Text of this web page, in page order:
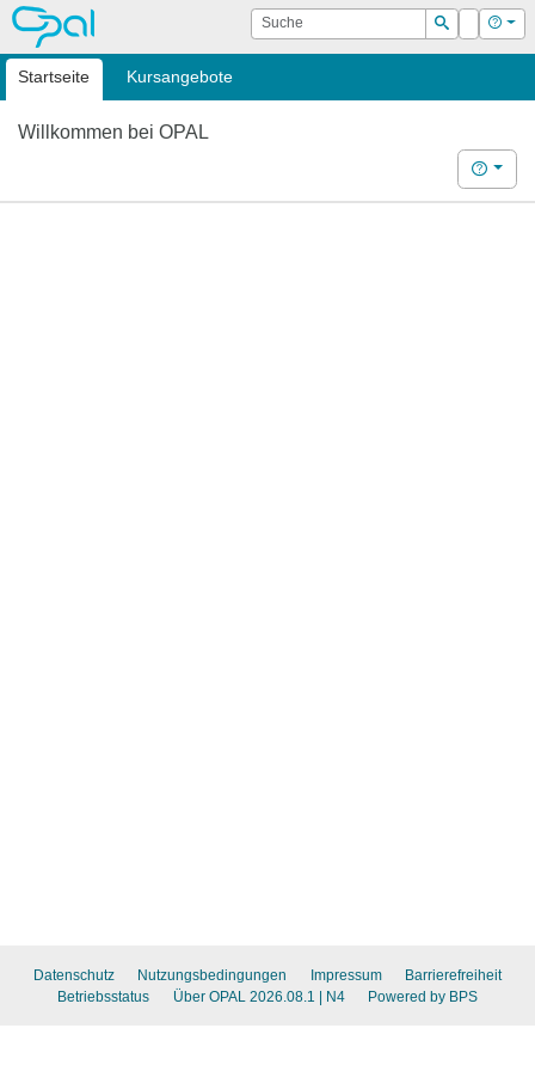
OPAL Suche
Suchen
Login Hilfe
Startseite Kursangebote
Willkommen bei OPAL
Hilfe
Datenschutz Nutzungsbedingungen Impressum
Barrierefreiheit
Betriebsstatus
Über OPAL 2026.08.1 | N4 Powered by BPS